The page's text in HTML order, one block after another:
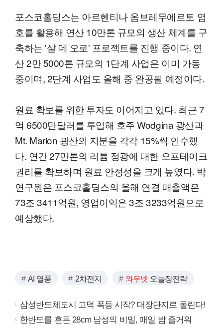
포스코홀딩스는 아르헨티나 옴브레무에르토 염
호를 활용해 연산 10만톤 규모의 생산 체계를 구
축하는 '살 데 오로' 프로젝트를 진행 중이다. 연
산 2만 5000톤 규모의 1단계 사업은 이미 가동
중이며, 2단계 사업도 올해 중 완공될 예정이다.
원료 확보를 위한 투자도 이어지고 있다. 최근 7
억 6500만달러를 투입해 호주 Wodgina 광산과
Mt. Marion 광산의 지분을 각각 15%씩 인수했
다. 연간 27만톤의 리튬 정광에 대한 오프테이크
권리를 확보하며 원료 안정성을 크게 높였다. 박
연구원은 포스코홀딩스의 올해 연결 매출액은
73조 3411억원, 영업이익은 3조 3233억원으로
예상했다.
AI 열풍 2차전지 와우넷 오늘장전략
삼성반도체도시 고덕 폭등 시작? 대장단지로 몰린다!
한반도를 흔든 28cm 남성의 비밀, 매일 밤 즐거워